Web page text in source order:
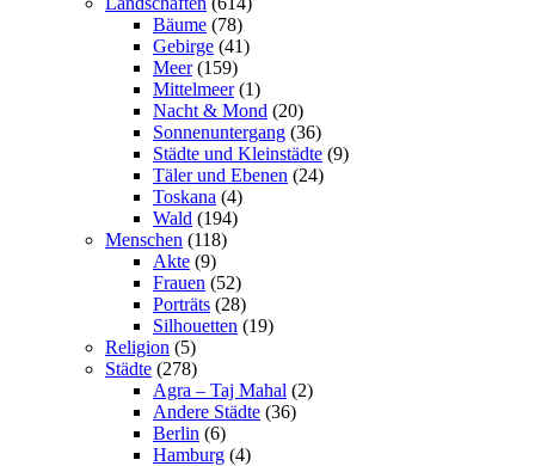
Bäume (78)
Gebirge (41)
Meer (159)
Mittelmeer (1)
Nacht & Mond (20)
Sonnenuntergang (36)
Städte und Kleinstädte (9)
Täler und Ebenen (24)
Toskana (4)
Wald (194)
Menschen (118)
Akte (9)
Frauen (52)
Porträts (28)
Silhouetten (19)
Religion (5)
Städte (278)
Agra – Taj Mahal (2)
Andere Städte (36)
Berlin (6)
Hamburg (4)